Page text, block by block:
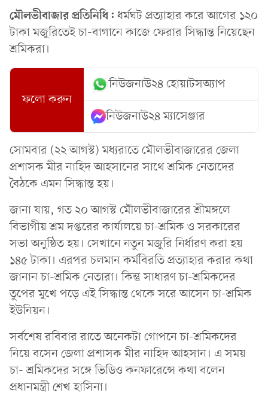
মৌলভীবাজার প্রতিনিধি: ধর্মঘট প্রত্যাহার করে আগের ১২০
টাকা মজুরিতেই চা-বাগানে কাজে ফেরার সিদ্ধান্ত নিয়েছেন
শ্রমিকরা।
ফলো করুন
নিউজনাউ২৪ হোয়াটসঅ্যাপ
নিউজনাউ২৪ ম্যাসেঞ্জার
সোমবার (২২ আগস্ট) মধ্যরাতে মৌলভীবাজারের জেলা
প্রশাসক মীর নাহিদ আহসানের সাথে শ্রমিক নেতাদের
বৈঠকে এমন সিদ্ধান্ত হয়।
জানা যায়, গত ২০ আগস্ট মৌলভীবাজারের শ্রীমঙ্গলে
বিভাগীয় শ্রম দপ্তরের কার্যালয়ে চা-শ্রমিক ও সরকারের
সভা অনুষ্ঠিত হয়। সেখানে নতুন মজুরি নির্ধারণ করা হয়
১৪৫ টাকা। এরপর চলমান কর্মবিরতি প্রত্যাহার করার কথা
জানান চা-শ্রমিক নেতারা। কিন্তু সাধারণ চা-শ্রমিকদের
তুপের মুখে পড়ে এই সিদ্ধান্ত থেকে সরে আসেন চা-শ্রমিক
ইউনিয়ন।
সর্বশেষ রবিবার রাতে অনেকটা গোপনে চা-শ্রমিকদের
নিয়ে বসেন জেলা প্রশাসক মীর নাহিদ আহসান। এ সময়
চা- শ্রমিকদের সঙ্গে ভিডিও কনফারেন্সে কথা বলেন
প্রধানমন্ত্রী শেখ হাসিনা।